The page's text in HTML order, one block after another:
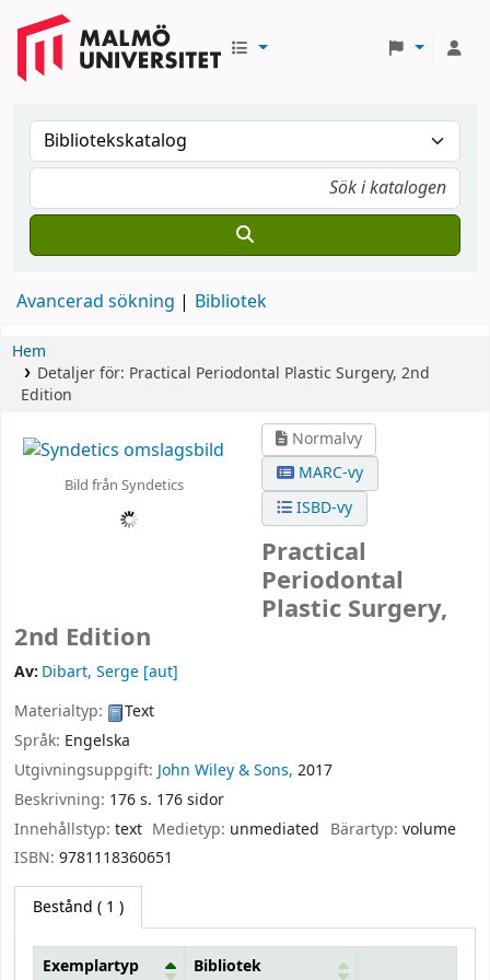
Avancerad sökning Bibliotek
Hem
Detaljer för: Practical Periodontal Plastic Surgery, 2nd
Edition
Bild från Syndetics
Normalvy
MARC-vy
ISBD-vy
Practical
Periodontal
Plastic Surgery,
2nd Edition
Av: Dibart, Serge [aut]
Materialtyp:
Text
Språk: Engelska
Utgivningsuppgift: John Wiley & Sons, 2017
Beskrivning: 176 s. 176 sidor
Innehållstyp: text Medietyp: unmediated Bärartyp: volume
ISBN: 9781118360651
Bestånd ( 1 )
Exemplartyp Bibliotek